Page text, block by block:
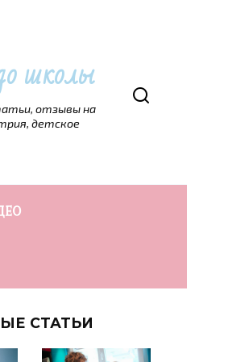
школы
отзывы на
детское
СТАТЬИ